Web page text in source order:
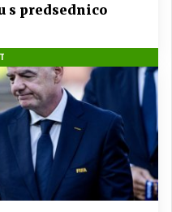
s predsednico